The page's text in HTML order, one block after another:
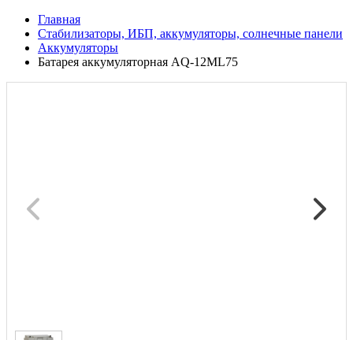
Главная
Стабилизаторы, ИБП, аккумуляторы, солнечные панели
Аккумуляторы
Батарея аккумуляторная AQ-12ML75